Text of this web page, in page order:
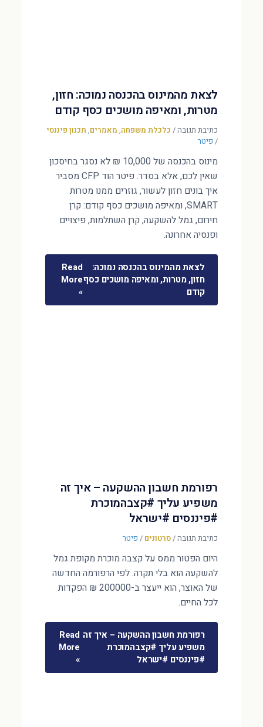
לצאת מהמינוס בהכנסה נמוכה: חזון,
מטרות, ומאיפה מושכים כסף קודם
כתיבת תגובה/ כלכלת משפחה, מאמרים, תכנון פיננסי
/ פיטר
מינוס בהכנסה של 10,000 ₪ לא נסגר בחיסכון
שאין לכם, אלא בסדר. פיטר הוד CFP מסביר
איך בונים חזון לעשור, גוזרים ממנו מטרות
SMART, ומאיפה מושכים כסף קודם: קרן
חירום, גמל להשקעה, קרן השתלמות, פיצויים
ופנסיה אחרונה.
לצאת מהמינוס בהכנסה נמוכה:
חזון, מטרות, ומאיפה מושכים כסף
קודם
Read
More
»
רפורמת חשבון ההשקעה – איך זה
משפיע עליך #קצבהמוכרת
#פיננסים #ישראל
כתיבת תגובה/סרטונים / פיטר
היום הפטור ממס על קצבה מוכרת מקופת גמל
להשקעה הוא בלי תקרה. לפי הרפורמה החדשה
של האוצר, הוא ייעצר ב-200000 ₪ הפקדות
לכל החיים.
רפורמת חשבון ההשקעה – איך זה
משפיע עליך #קצבהמוכרת
#פיננסים #ישראל
Read
More
»